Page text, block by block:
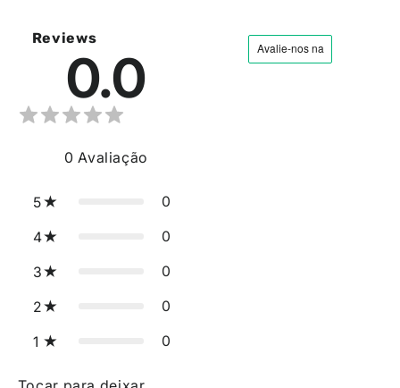
Reviews
0.0
0 Avaliação
5 0
4 0
3 0
2 0
1 0